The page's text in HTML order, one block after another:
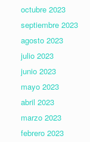
octubre 2023
septiembre 2023
agosto 2023
julio 2023
junio 2023
mayo 2023
abril 2023
marzo 2023
febrero 2023